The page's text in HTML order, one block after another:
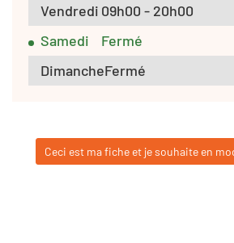
Vendredi 09h00 - 20h00
Samedi
Fermé
DimancheFermé
Ceci est ma fiche et je souhaite en